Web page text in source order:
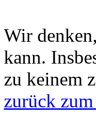
Wir
kann.
zu keinem
zurück